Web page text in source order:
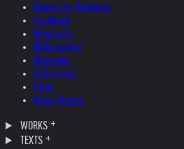
Quotes by Helnwein
Feedback
Biography
Bibliography
Museums
Collections
Films
News Update
WORKS
TEXTS